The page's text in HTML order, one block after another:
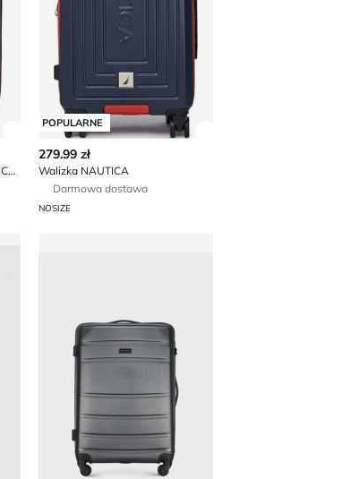
Zobacz szczegóły produktu
Walizka BEVERLY HILLS POLO CLUB
POPULARNE
279.99 zł
Walizka NAUTICA
Darmowa dostawa
NOSIZE